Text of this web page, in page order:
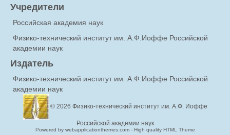
Учредители
Российская академия наук
Физико-технический институт им. А.Ф.Иоффе Российской
академии наук
Издатель
Физико-технический институт им. А.Ф.Иоффе Российской
академии наук
© 2026 Физико-технический институт им. А.Ф. Иоффе
Российской академии наук
Powered by webapplicationthemes.com - High quality HTML Theme